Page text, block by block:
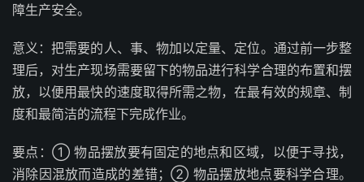
障生产安全。
意义：把需要的人、事、物加以定量、定位。通过前一步整
理后，对生产现场需要留下的物品进行科学合理的布置和摆
放，以便用最快的速度取得所需之物，在最有效的规章、制
度和最简洁的流程下完成作业。
要点：① 物品摆放要有固定的地点和区域，以便于寻找，
消除因混放而造成的差错；② 物品摆放地点要科学合理。